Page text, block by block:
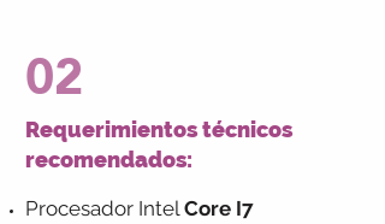
02
Requerimientos técnicos
recomendados:
Procesador IntelCore I7